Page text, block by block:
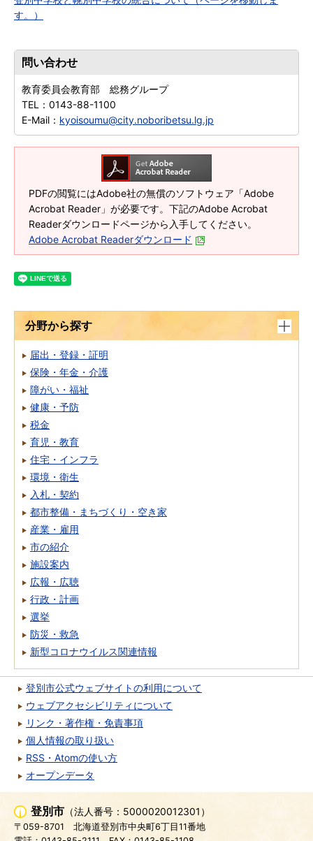
す。）
問い合わせ
教育委員会教育部 総務グループ
TEL： 0143-88-1100
E-Mail： kyoisoumu@city.noboribetsu.lg.jp
PDFの閲覧にはAdobe社の無償のソフトウェア「Adobe
Acrobat Reader」が必要です。下記のAdobe Acrobat
Readerダウンロードページから入手してください。
Adobe Acrobat Readerダウンロード
分野から探す
届出・登録・証明
保険・年金・介護
障がい・福祉
健康・予防
税金
育児・教育
住宅・インフラ
環境・衛生
入札・契約
都市整備・まちづくり・空き家
産業・雇用
市の紹介
施設案内
広報・広聴
行政・計画
選挙
防災・救急
新型コロナウイルス関連情報
登別市公式ウェブサイトの利用について
ウェブアクセシビリティについて
リンク・著作権・免責事項
個人情報の取り扱い
RSS・Atomの使い方
オープンデータ
登別市 （法人番号：5000020012301）
〒059-8701
北海道登別市中央町6丁目11番地